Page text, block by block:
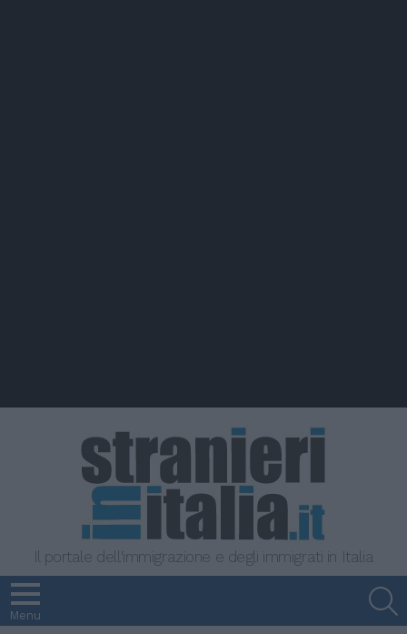
Il portale dell'immigrazione e degli immigrati in Italia
Menu